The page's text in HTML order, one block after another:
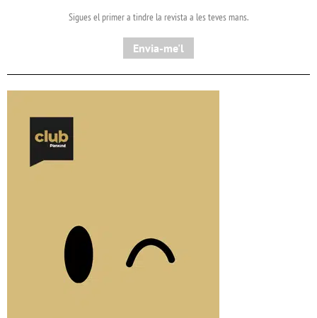
Sigues el primer a tindre la revista a les teves mans.
Envia-me'l